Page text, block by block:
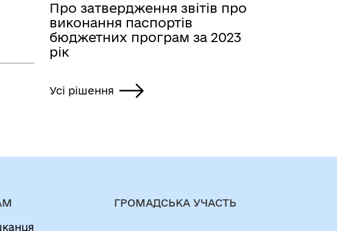
Про затвердження звітів про
виконання паспортів
бюджетних програм за 2023
рік
Усі рішення
ГРОМАДСЬКА УЧАСТЬ